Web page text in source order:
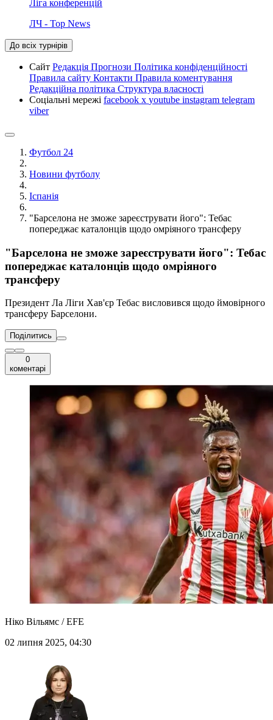
Ліга конференцій
ЛЧ - Top News
До всіх турнірів
Сайт Редакція Прогнози Політика конфіденційності
Правила сайту Контакти Правила коментування
Редакційна політика Структура власності
Соціальні мережі facebook x youtube instagram telegram
viber
Футбол 24
Новини футболу
Іспанія
"Барселона не зможе зареєструвати його": Тебас
попереджає каталонців щодо омріяного трансферу
"Барселона не зможе зареєструвати його": Тебас
попереджає каталонців щодо омріяного
трансферу
Президент Ла Ліги Хав'єр Тебас висловився щодо ймовірного
трансферу Барселони.
Поділитись
0
коментарі
Ніко Вільямс / EFE
02 липня 2025, 04:30